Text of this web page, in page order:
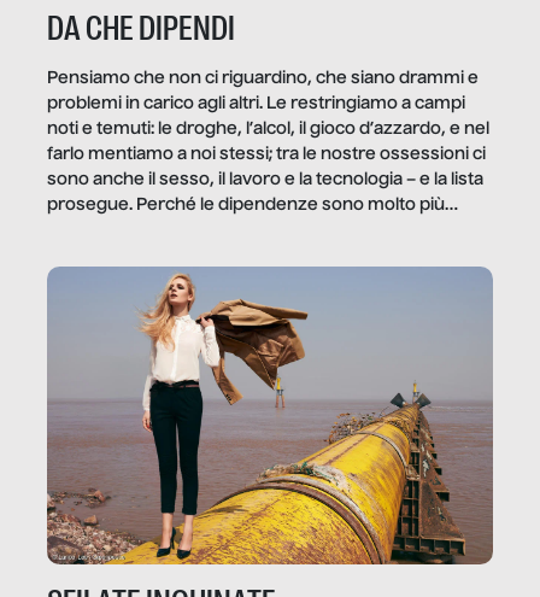
DA CHE DIPENDI
Pensiamo che non ci riguardino, che siano drammi e
problemi in carico agli altri. Le restringiamo a campi
noti e temuti: le droghe, l’alcol, il gioco d’azzardo, e nel
farlo mentiamo a noi stessi; tra le nostre ossessioni ci
sono anche il sesso, il lavoro e la tecnologia – e la lista
prosegue. Perché le dipendenze sono molto più
trae un guadagno. In questo reportage vediamo
quale e come.